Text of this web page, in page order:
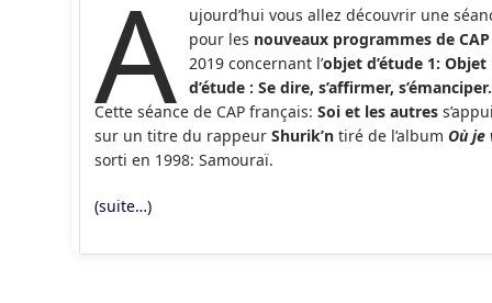
publication :
A
ujourd’hui vous allez découvrir une
pour les nouveaux programmes de
2019 concernant l’objet d’étude 1: Objet
d’étude : Se dire, s’affirmer, s’émanciper.
Cette séance de CAP français: Soi et les autres
sur un titre du rappeur Shurik’ntiré de l’album Où je
sorti en 1998: Samouraï.
(suite…)